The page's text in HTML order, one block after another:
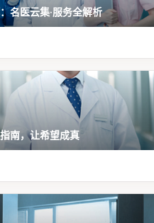
名医云集·服务全解析
南，让希望成真